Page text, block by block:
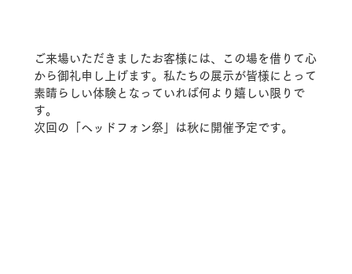
ご来場いただきましたお客様には、この場を借りて心
から御礼申し上げます。私たちの展示が皆様にとって
素晴らしい体験となっていれば何より嬉しい限りで
す。
次回の「ヘッドフォン祭」は秋に開催予定です。